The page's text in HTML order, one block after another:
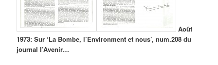
Août
1973: Sur ‘La Bombe, l’Environment et nous’, num.208 du
journal l’Avenir…